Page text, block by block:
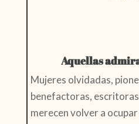
Aquellas
Mujeres olvidadas,
benefactoras,
merecen volver a